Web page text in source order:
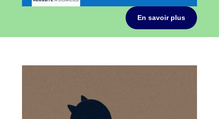
En savoir plus